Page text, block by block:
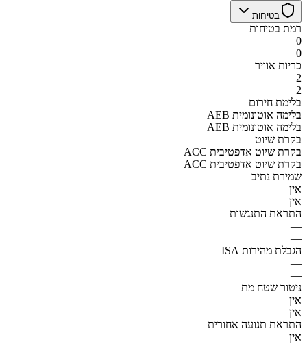
בטיחות
רמת בטיחות
0
0
כריות אוויר
2
2
בלימת חירום
AEB בלימה אוטונומית
AEB בלימה אוטונומית
בקרת שיוט
ACC בקרת שיוט אדפטיבית
ACC בקרת שיוט אדפטיבית
שמירת נתיב
אין
אין
התראת התנגשות
—
—
הגבלת מהירות ISA
—
—
ניטור שטח מת
אין
אין
התראת תנועה אחורית
אין